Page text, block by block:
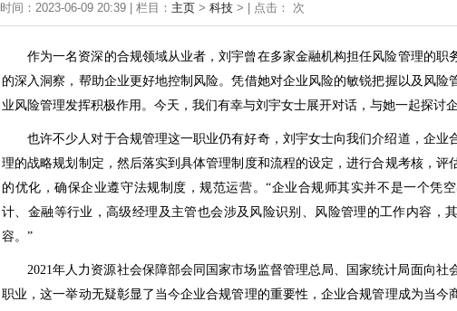
时间：2023-06-09 20:39 | 栏目： 主页 > 科技 > | 点击： 次
作为一名资深的合规领域从业者，刘宇曾在多家金融机构担任风险管理的职
的深入洞察，帮助企业更好地控制风险。凭借她对企业风险的敏锐把握以及风险
业风险管理发挥积极作用。今天，我们有幸与刘宇女士展开对话，与她一起探讨企
也许不少人对于合规管理这一职业仍有好奇，刘宇女士向我们介绍道，企业
理的战略规划制定，然后落实到具体管理制度和流程的设定，进行合规考核，评
的优化，确保企业遵守法规制度，规范运营。“企业合规师其实并不是一个凭
计、金融等行业，高级经理及主管也会涉及风险识别、风险管理的工作内容，
容。”
2021年人力资源社会保障部会同国家市场监督管理总局、国家统计局面向社
职业，这一举动无疑彰显了当今企业合规管理的重要性，企业合规管理成为当今